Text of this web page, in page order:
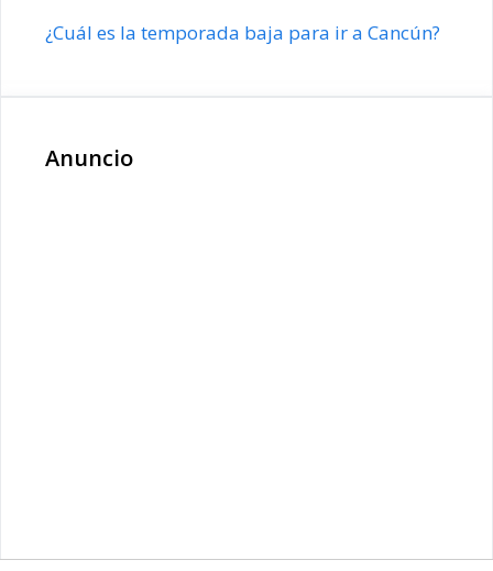
¿Cuál es la temporada baja para ir a Cancún?
Anuncio